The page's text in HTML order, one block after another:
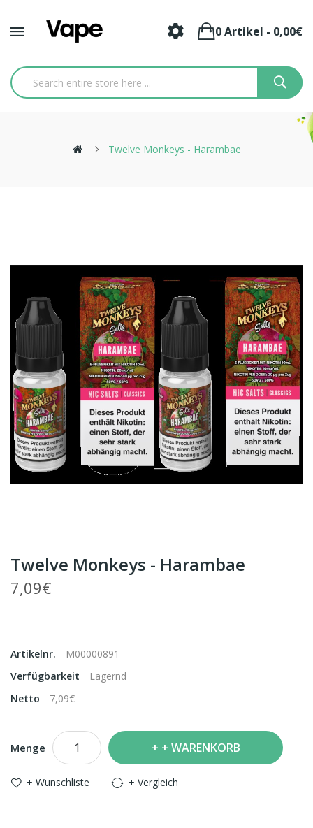
0 Artikel - 0,00€
Twelve Monkeys - Harambae
Twelve Monkeys - Harambae
7,09€
Artikelnr.
M00000891
Verfügbarkeit
Lagernd
Netto
7,09€
Menge + WARENKORB
+ Wunschliste + Vergleich